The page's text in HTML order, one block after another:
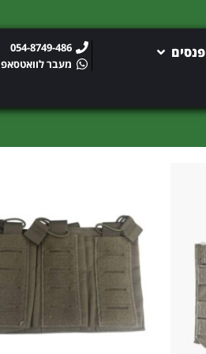
פנסים
054-8749-486
מעבר לוואטסאפ